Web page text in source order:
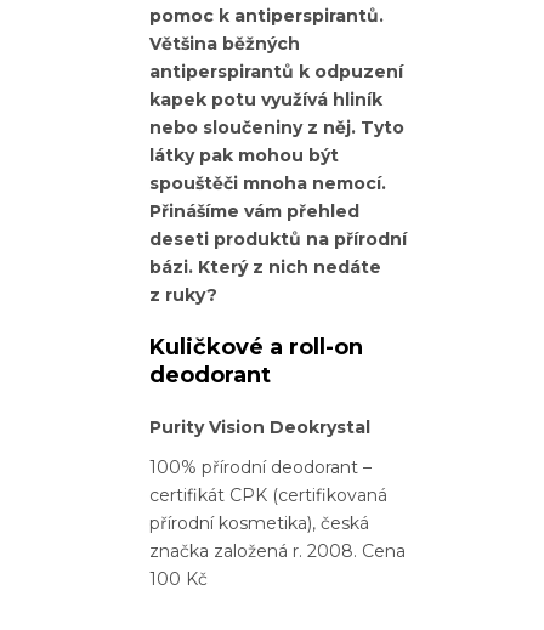
pomoc k antiperspirantů.
Většina běžných
antiperspirantů k odpuzení
kapek potu využívá hliník
nebo sloučeniny z něj. Tyto
látky pak mohou být
spouštěči mnoha nemocí.
Přinášíme vám přehled
deseti produktů na přírodní
bázi. Který z nich nedáte
z ruky?
Kuličkové a roll-on
deodorant
Purity Vision Deokrystal
100% přírodní deodorant –
certifikát CPK (certifikovaná
přírodní kosmetika), česká
značka založená r. 2008. Cena
100 Kč